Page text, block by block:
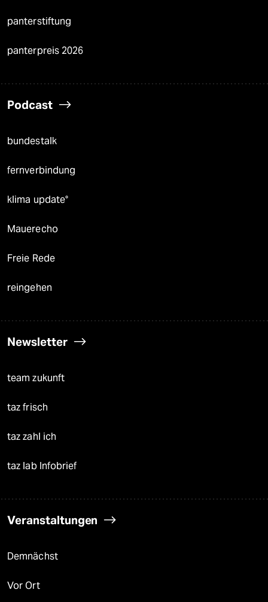
panterstiftung
panterpreis 2026
Podcast
bundestalk
fernverbindung
klima update°
Mauerecho
Freie Rede
reingehen
Newsletter
team zukunft
taz frisch
taz zahl ich
taz lab Infobrief
Veranstaltungen
Demnächst
Vor Ort